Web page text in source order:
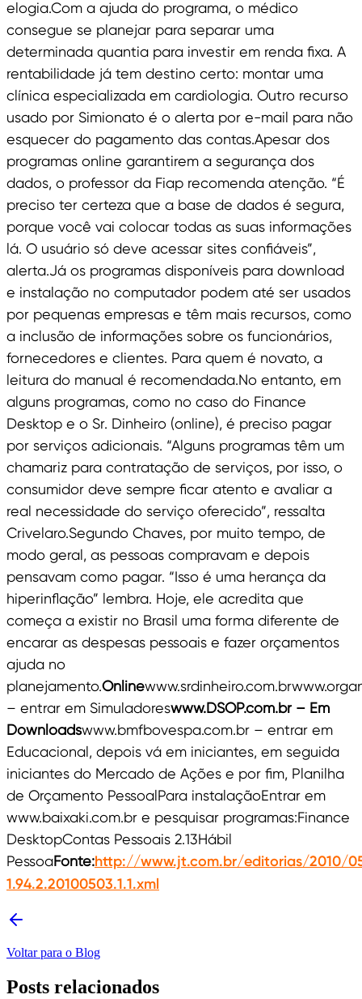
elogia.Com a ajuda do programa, o médico
consegue se planejar para separar uma
determinada quantia para investir em renda fixa. A
rentabilidade já tem destino certo: montar uma
clínica especializada em cardiologia. Outro recurso
usado por Simionato é o alerta por e-mail para não
esquecer do pagamento das contas.Apesar dos
programas online garantirem a segurança dos
dados, o professor da Fiap recomenda atenção. “É
preciso ter certeza que a base de dados é segura,
porque você vai colocar todas as suas informações
lá. O usuário só deve acessar sites confiáveis”,
alerta.Já os programas disponíveis para download
e instalação no computador podem até ser usados
por pequenas empresas e têm mais recursos, como
a inclusão de informações sobre os funcionários,
fornecedores e clientes. Para quem é novato, a
leitura do manual é recomendada.No entanto, em
alguns programas, como no caso do Finance
Desktop e o Sr. Dinheiro (online), é preciso pagar
por serviços adicionais. “Alguns programas têm um
chamariz para contratação de serviços, por isso, o
consumidor deve sempre ficar atento e avaliar a
real necessidade do serviço oferecido”, ressalta
Crivelaro.Segundo Chaves, por muito tempo, de
modo geral, as pessoas compravam e depois
pensavam como pagar. “Isso é uma herança da
hiperinflação” lembra. Hoje, ele acredita que
começa a existir no Brasil uma forma diferente de
encarar as despesas pessoais e fazer orçamentos
ajuda no
planejamento.Online
– entrar em Simuladoreswww.DSOP.com.br – Em
Downloadswww.bmfbovespa.com.br – entrar em
Educacional, depois vá em iniciantes, em seguida
iniciantes do Mercado de Ações e por fim, Planilha
de Orçamento PessoalPara instalaçãoEntrar em
www.baixaki.com.br e pesquisar programas:Finance
DesktopContas Pessoais 2.13Hábil
PessoaFonte:http://www.jt.com.br/editorias/2010/
1.94.2.20100503.1.1.xml
Voltar para o Blog
Posts relacionados